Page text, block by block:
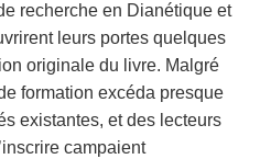
recherche en Dianétique et
leurs portes quelques
originale du livre. Malgré
formation excéda presque
existantes, et des lecteurs
campaient